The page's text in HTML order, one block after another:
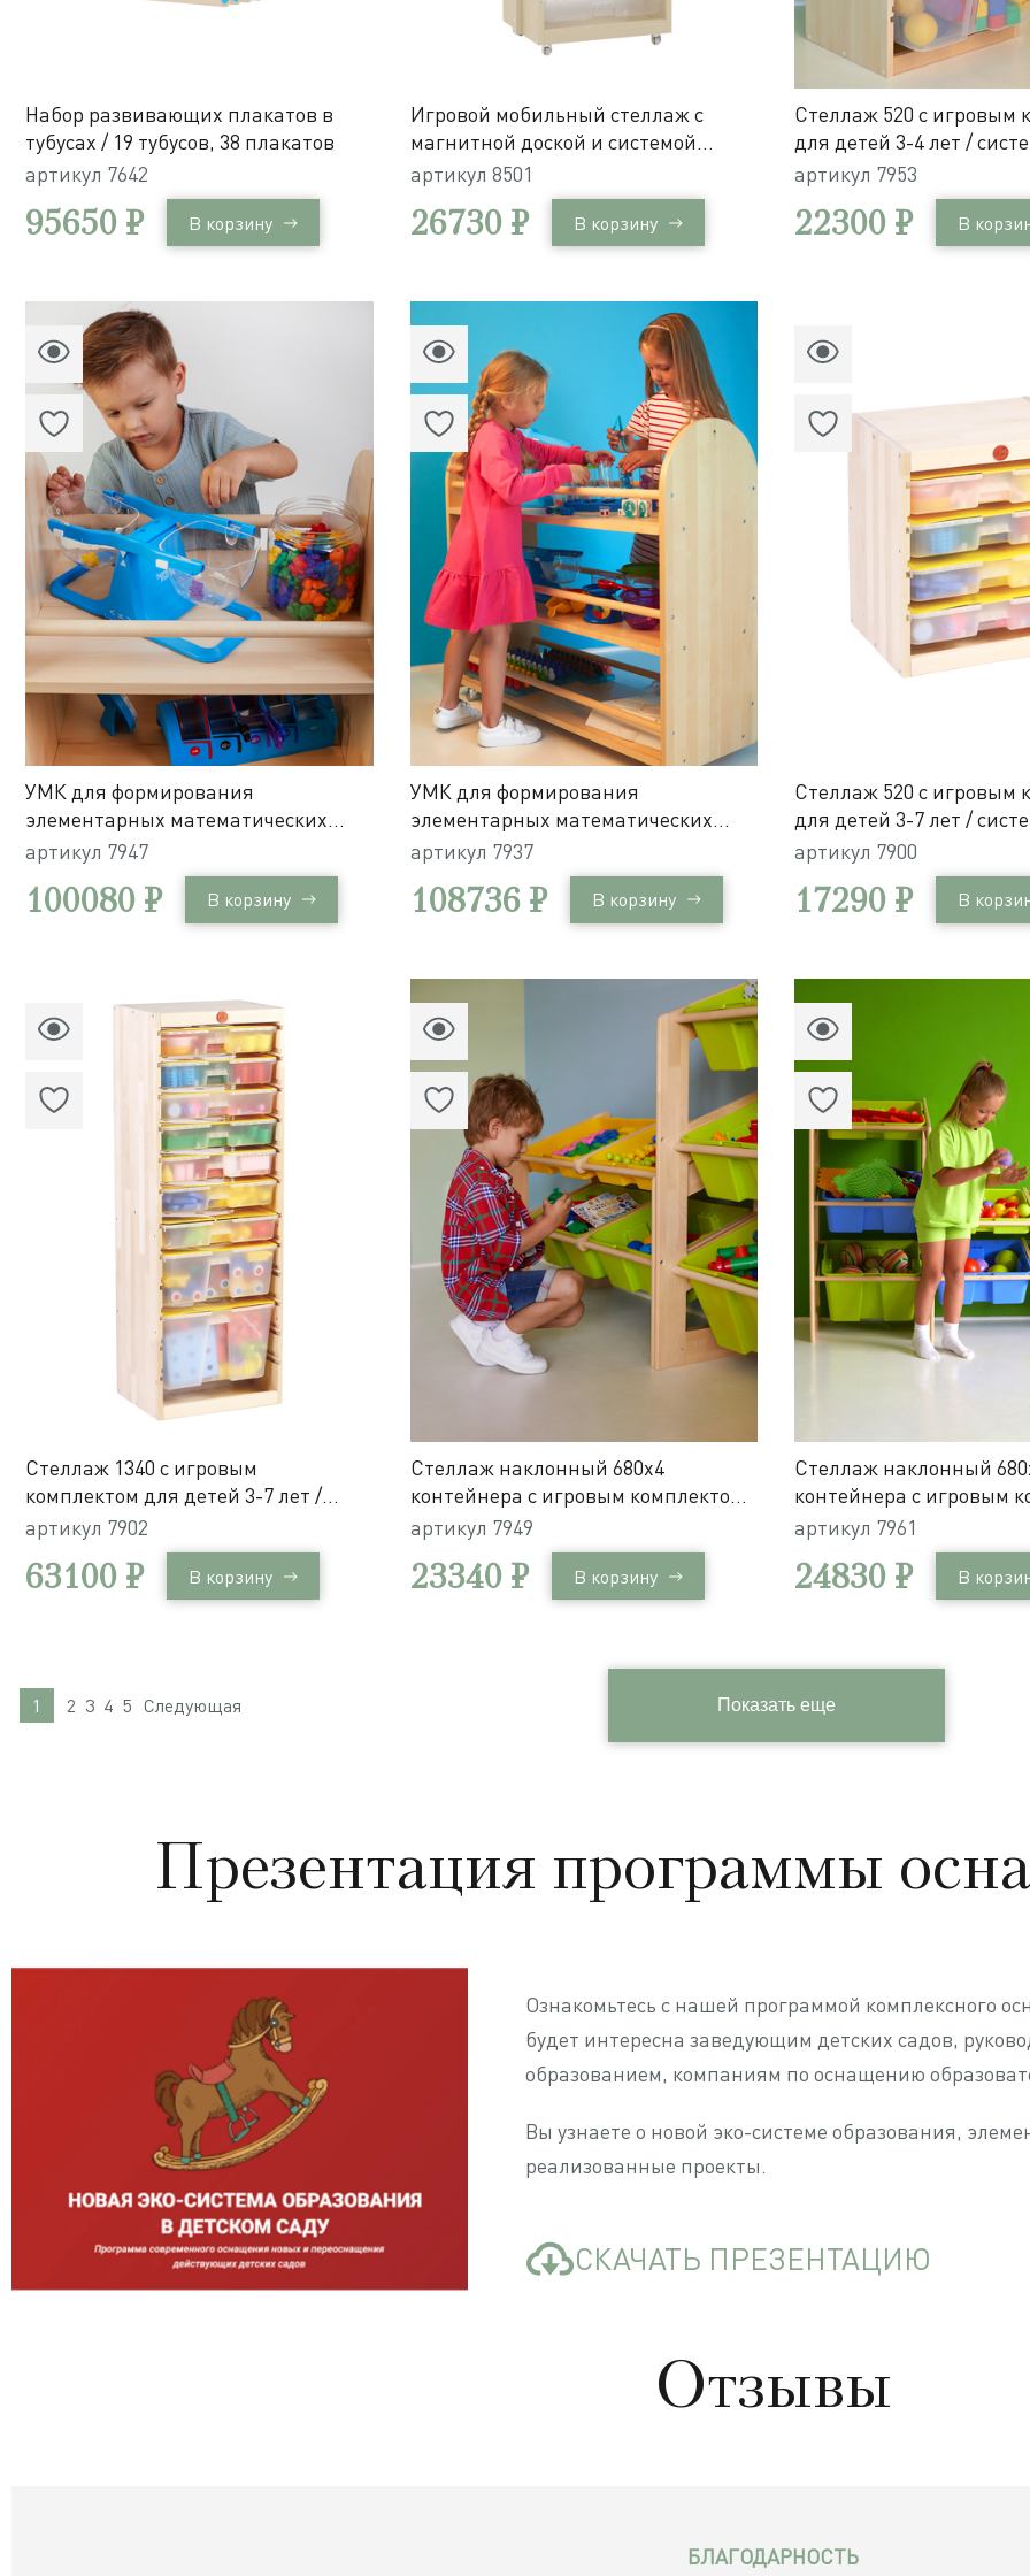
Набор развивающих плакатов в
тубусах / 19 тубусов, 38 плакатов
артикул 7642
95650 ₽ В корзину
Игровой мобильный стеллаж с
магнитной доской и системой
хранения
артикул 8501
26730 ₽ В корзину
Стеллаж 520 с игровым
для детей 3-4 лет /
хранения Игротека
артикул 7953
22300 ₽ В
УМК для формирования
элементарных математических
представлений и развития
математических компетенций
детей 3-7 лет / 129 элементов в
мобильной системе хранения
артикул 7947
100080 ₽ В корзину
УМК для формирования
элементарных математических
представлений и развития
математических компетенций
детей 3-7 лет / 356 элементов в
мобильной системе хранения
артикул 7937
108736 ₽ В корзину
Стеллаж 520 с игровым
для детей 3-7 лет /
хранения Игротека
артикул 7900
17290 ₽ В
Стеллаж 1340 с игровым
комплектом для детей 3-7 лет /
система хранения Игротека
артикул 7902
63100 ₽ В корзину
Стеллаж наклонный 680х4
контейнера с игровым комплектом
Конструирование для детей 3-4 лет
/ система хранения Игротека
артикул 7949
23340 ₽ В корзину
Стеллаж наклонный
контейнера с игровым
Физкультура для детей
система хранения
артикул 7961
24830 ₽ В
1 2 3 4 5 Следующая Показать еще
Презентация программы
Ознакомьтесь с нашей программой комплексного
будет интересна заведующим детских садов,
образованием, компаниям по оснащению
Вы узнаете о новой эко-системе образования,
реализованные проекты.
СКАЧАТЬ ПРЕЗЕНТАЦИЮ
Отзывы
БЛАГОДАРНОСТЬ